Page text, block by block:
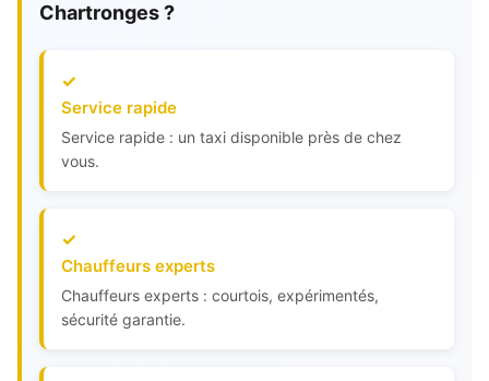
Chartronges ?
Service rapide
Service rapide : un taxi disponible près de chez
vous.
Chauffeurs experts
Chauffeurs experts : courtois, expérimentés,
sécurité garantie.